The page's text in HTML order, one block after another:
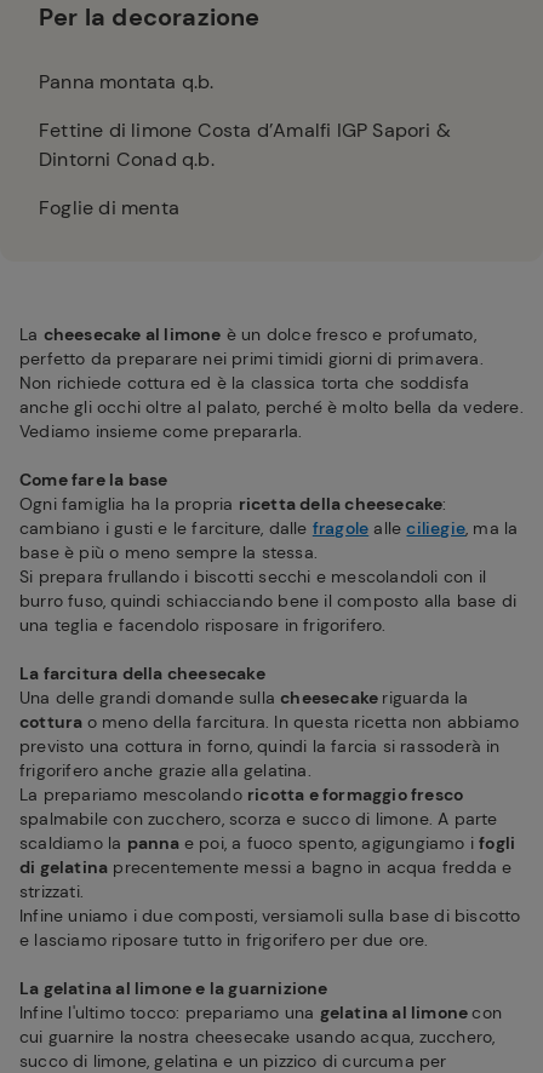
Per la decorazione
Panna montata q.b.
Fettine di limone Costa d’Amalfi IGP Sapori &
Dintorni Conad q.b.
Foglie di menta
La cheesecake al limone è un dolce fresco e profumato,
perfetto da preparare nei primi timidi giorni di primavera.
Non richiede cottura ed è la classica torta che soddisfa
anche gli occhi oltre al palato, perché è molto bella da vedere.
Vediamo insieme come prepararla.
Come fare la base
Ogni famiglia ha la propria ricetta della cheesecake:
cambiano i gusti e le farciture, dalle fragole alleciliegie, ma la
base è più o meno sempre la stessa.
Si prepara frullando i biscotti secchi e mescolandoli con il
burro fuso, quindi schiacciando bene il composto alla base di
una teglia e facendolo risposare in frigorifero.
La farcitura della cheesecake
Una delle grandi domande sullacheesecake riguarda la
cottura o meno della farcitura. In questa ricetta non abbiamo
previsto una cottura in forno, quindi la farcia si rassoderà in
frigorifero anche grazie alla gelatina.
La prepariamo mescolando ricotta e formaggio fresco
spalmabile con zucchero, scorza e succo di limone. A parte
scaldiamo la panna e poi, a fuoco spento, agigungiamo ifogli
di gelatina precentemente messi a bagno in acqua fredda e
strizzati.
Infine uniamo i due composti, versiamoli sulla base di biscotto
e lasciamo riposare tutto in frigorifero per due ore.
La gelatina al limone e la guarnizione
Infine l'ultimo tocco: prepariamo una gelatina al limonecon
cui guarnire la nostra cheesecake usando acqua, zucchero,
succo di limone, gelatina e un pizzico di curcuma per